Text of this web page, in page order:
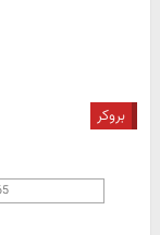
بروکر